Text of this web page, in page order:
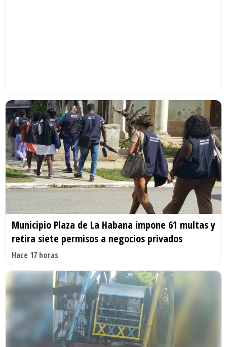
Municipio Plaza de La Habana impone 61 multas y
retira siete permisos a negocios privados
Hace 17 horas